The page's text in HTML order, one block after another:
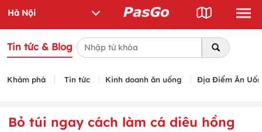
Tin tức & Blog
Khám phá Tin tức Kinh doanh ăn uống Địa Điểm Ăn
Bỏ túi ngay cách làm cá diêu hồng